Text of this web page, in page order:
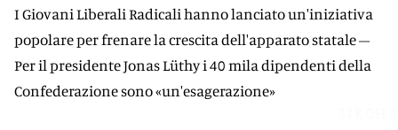
I Giovani Liberali Radicali hanno lanciato un'iniziativa
popolare per frenare la crescita dell'apparato statale –
Per il presidente Jonas Lüthy i 40 mila dipendenti della
Confederazione sono «un'esagerazione»